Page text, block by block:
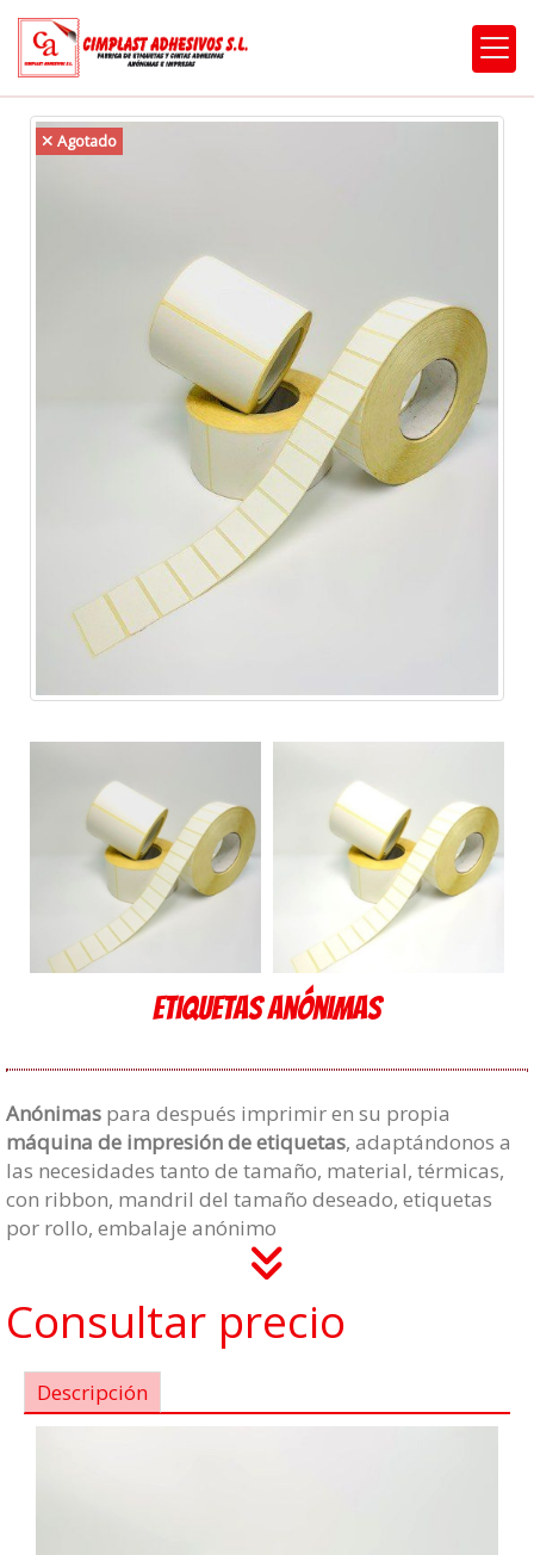
Agotado
Etiquetas anónimas
Anónimas para después imprimir en su propia
máquina de impresión de etiquetas, adaptándonos a
las necesidades tanto de tamaño, material, térmicas,
con ribbon, mandril del tamaño deseado, etiquetas
por rollo, embalaje anónimo
Consultar precio
Descripción